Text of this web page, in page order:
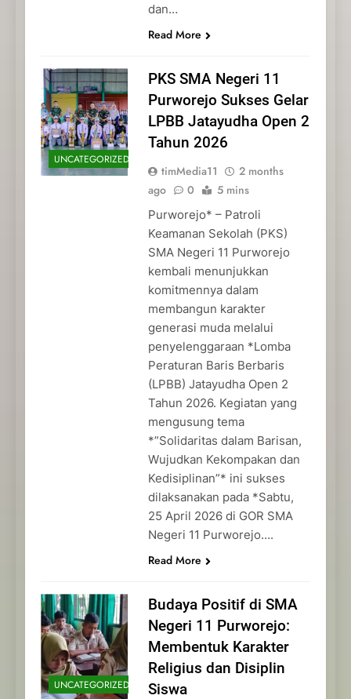
dan…
Read More
UNCATEGORIZED
PKS SMA Negeri 11
Purworejo Sukses Gelar
LPBB Jatayudha Open 2
Tahun 2026
timMedia11
2 months
ago
0 5 mins
Purworejo* – Patroli
Keamanan Sekolah (PKS)
SMA Negeri 11 Purworejo
kembali menunjukkan
komitmennya dalam
membangun karakter
generasi muda melalui
penyelenggaraan *Lomba
Peraturan Baris Berbaris
(LPBB) Jatayudha Open 2
Tahun 2026. Kegiatan yang
mengusung tema
*”Solidaritas dalam Barisan,
Wujudkan Kekompakan dan
Kedisiplinan”* ini sukses
dilaksanakan pada *Sabtu,
25 April 2026 di GOR SMA
Negeri 11 Purworejo….
Read More
UNCATEGORIZED
Budaya Positif di SMA
Negeri 11 Purworejo:
Membentuk Karakter
Religius dan Disiplin
Siswa